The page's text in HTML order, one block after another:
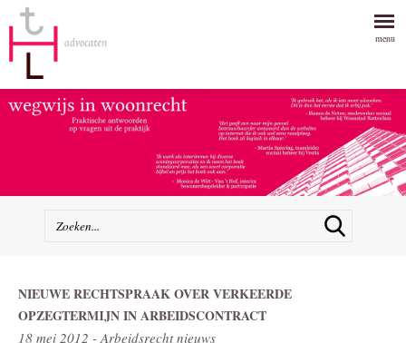
menu
NIEUWE RECHTSPRAAK OVER VERKEERDE
OPZEGTERMIJN IN ARBEIDSCONTRACT
18 mei 2012 - Arbeidsrecht nieuws